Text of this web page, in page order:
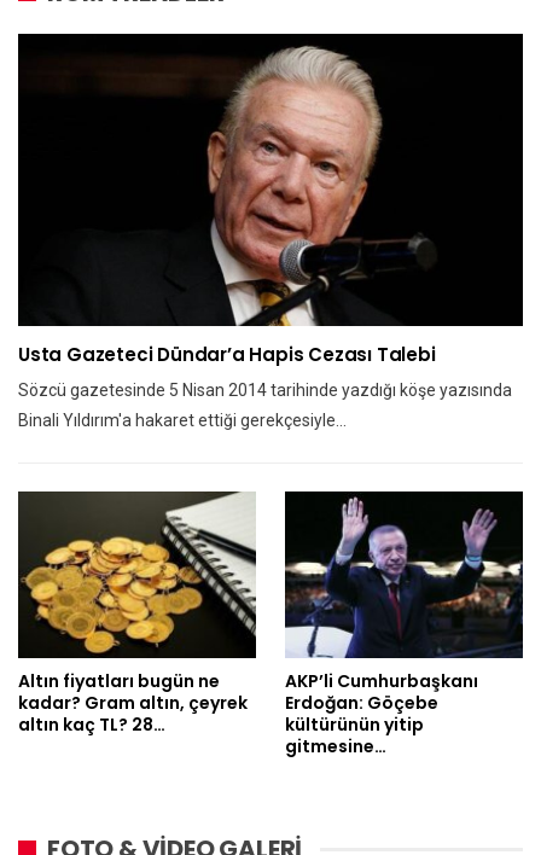
Usta Gazeteci Dündar’a Hapis Cezası Talebi
Sözcü gazetesinde 5 Nisan 2014 tarihinde yazdığı köşe yazısında
Binali Yıldırım'a hakaret ettiği gerekçesiyle…
Altın fiyatları bugün ne
kadar? Gram altın, çeyrek
altın kaç TL? 28…
AKP’li Cumhurbaşkanı
Erdoğan: Göçebe
kültürünün yitip
gitmesine…